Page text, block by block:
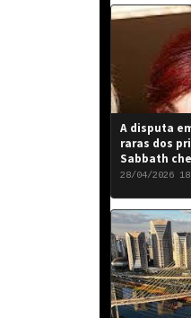
A disputa
raras dos
Sabbath
favorável
28/04/2026